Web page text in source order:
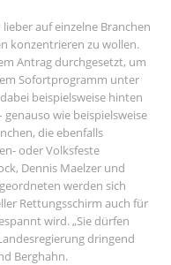
auf einzelne Branchen
konzentrieren zu wollen.
Antrag durchgesetzt, um
Sofortprogramm unter
beispielsweise hinten
wie beispielsweise
die ebenfalls
oder Volksfeste
Dennis Maelzer und
werden sich
Rettungsschirm auch für
wird. „Sie dürfen
dringend
Berghahn.